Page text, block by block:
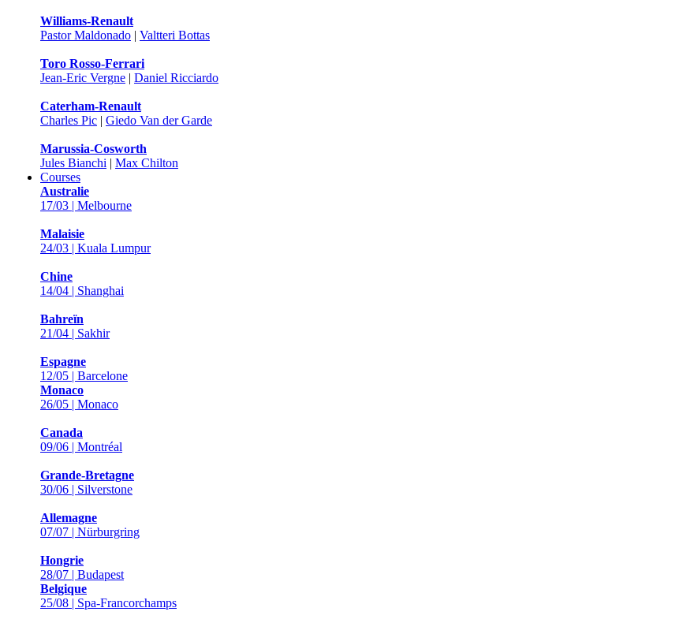
Williams-Renault
Pastor Maldonado | Valtteri Bottas
Toro Rosso-Ferrari
Jean-Eric Vergne | Daniel Ricciardo
Caterham-Renault
Charles Pic | Giedo Van der Garde
Marussia-Cosworth
Jules Bianchi | Max Chilton
Courses
Australie
17/03 | Melbourne
Malaisie
24/03 | Kuala Lumpur
Chine
14/04 | Shanghai
Bahreïn
21/04 | Sakhir
Espagne
12/05 | Barcelone
Monaco
26/05 | Monaco
Canada
09/06 | Montréal
Grande-Bretagne
30/06 | Silverstone
Allemagne
07/07 | Nürburgring
Hongrie
28/07 | Budapest
Belgique
25/08 | Spa-Francorchamps